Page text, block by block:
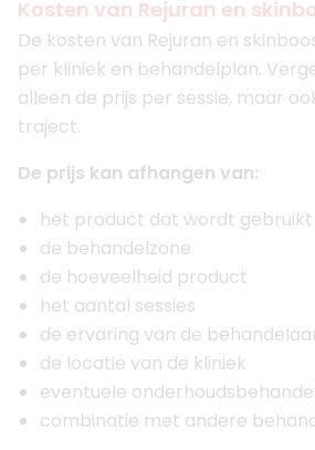
Kosten van Rejuran en
De kosten van Rejuran en
per kliniek en behandelplan.
alleen de prijs per sessie, maar
traject.
De prijs kan afhangen van:
het product dat wordt gebruikt
de behandelzone
de hoeveelheid product
het aantal sessies
de ervaring van de
de locatie van de kliniek
eventuele
combinatie met andere